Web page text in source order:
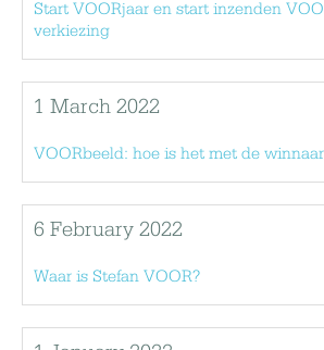
Start VOORjaar en start inzenden
verkiezing
1 March 2022
VOORbeeld: hoe is het met de
6 February 2022
Waar is Stefan VOOR?